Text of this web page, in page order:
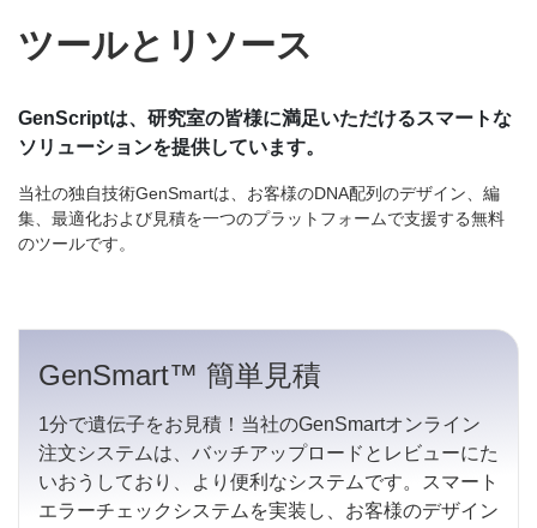
ツールとリソース
GenScriptは、研究室の皆様に満足いただけるスマートな
ソリューションを提供しています。
当社の独自技術GenSmartは、お客様のDNA配列のデザイン、編
集、最適化および見積を一つのプラットフォームで支援する無料
のツールです。
GenSmart™ 簡単見積
1分で遺伝子をお見積！当社のGenSmartオンライン
注文システムは、バッチアップロードとレビューにた
いおうしており、より便利なシステムです。スマート
エラーチェックシステムを実装し、お客様のデザイン